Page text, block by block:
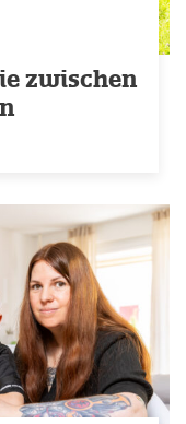
zwischen